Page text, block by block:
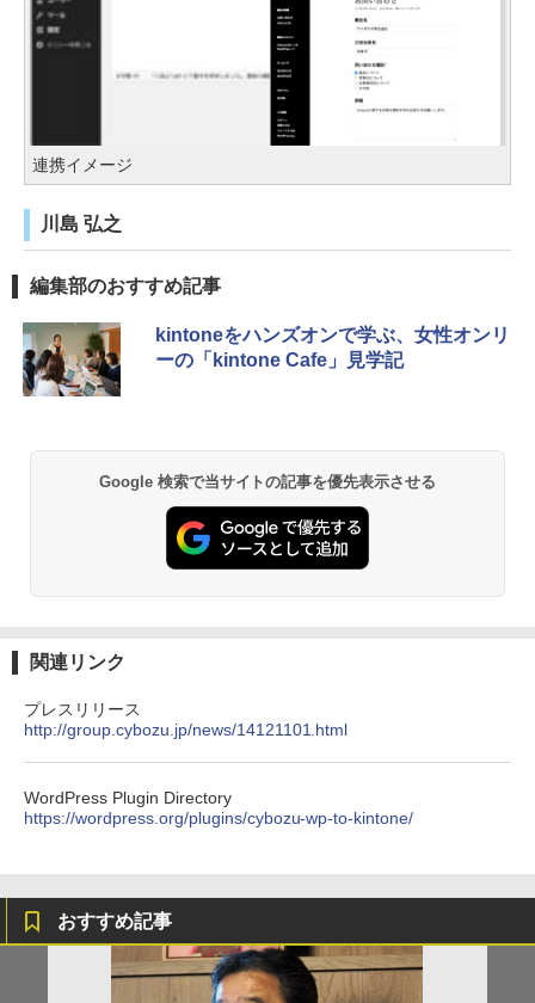
連携イメージ
川島 弘之
編集部のおすすめ記事
kintoneをハンズオンで学ぶ、女性オンリ
ーの「kintone Cafe」見学記
Google 検索で当サイトの記事を優先表示させる
関連リンク
プレスリリース
http://group.cybozu.jp/news/14121101.html
WordPress Plugin Directory
https://wordpress.org/plugins/cybozu-wp-to-kintone/
おすすめ記事